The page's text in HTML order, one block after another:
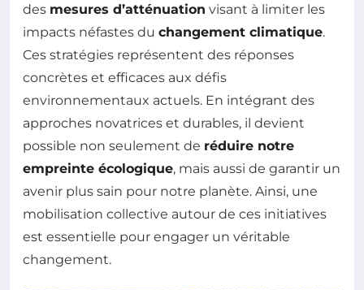
des mesures d’atténuation visant à limiter les
impacts néfastes du changement climatique.
Ces stratégies représentent des réponses
concrètes et efficaces aux défis
environnementaux actuels. En intégrant des
approches novatrices et durables, il devient
possible non seulement de réduire notre
empreinte écologique, mais aussi de garantir un
avenir plus sain pour notre planète. Ainsi, une
mobilisation collective autour de ces initiatives
est essentielle pour engager un véritable
changement.